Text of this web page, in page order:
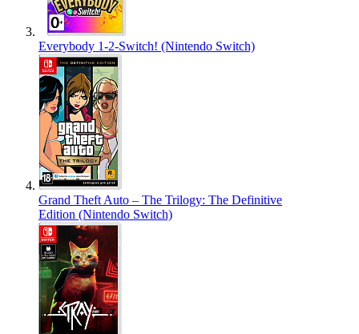
Everybody 1-2-Switch! (Nintendo Switch)
Grand Theft Auto – The Trilogy: The Definitive
Edition (Nintendo Switch)